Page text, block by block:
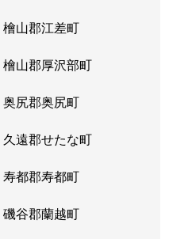
檜山郡江差町
檜山郡厚沢部町
奥尻郡奥尻町
久遠郡せたな町
寿都郡寿都町
磯谷郡蘭越町